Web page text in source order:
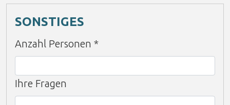
SONSTIGES
Anzahl Personen *
Ihre Fragen